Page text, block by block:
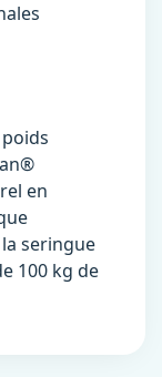
en
seringue
100 kg de